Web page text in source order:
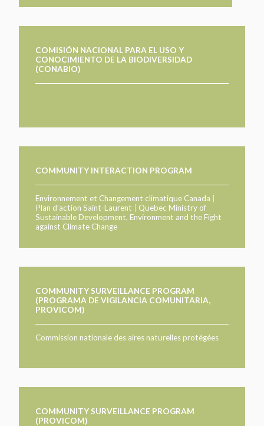
COMISIÓN NACIONAL PARA EL USO Y
CONOCIMIENTO DE LA BIODIVERSIDAD
(CONABIO)
COMMUNITY INTERACTION PROGRAM
Environnement et Changement climatique Canada |
Plan d’action Saint-Laurent | Quebec Ministry of
Sustainable Development, Environment and the Fight
against Climate Change
COMMUNITY SURVEILLANCE PROGRAM
(PROGRAMA DE VIGILANCIA COMUNITARIA,
PROVICOM)
Commission nationale des aires naturelles protégées
COMMUNITY SURVEILLANCE PROGRAM
(PROVICOM)